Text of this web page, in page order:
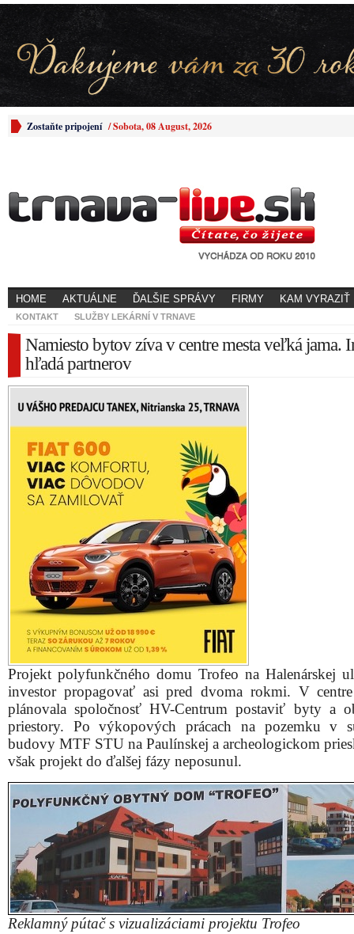
Zostaňte pripojení /Sobota, 08 August, 2026
HOME AKTUÁLNE ĎALŠIE SPRÁVY FIRMY KAM VYRAZIŤ
KONTAKT SLUŽBY LEKÁRNÍ V TRNAVE
Namiesto bytov zíva v centre mesta veľká jama.
hľadá partnerov
Projekt polyfunkčného domu Trofeo na Halenárskej
investor propagovať asi pred dvoma rokmi. V
plánovala spoločnosť HV-Centrum postaviť byty a
priestory. Po výkopových prácach na pozemku v
budovy MTF STU na Paulínskej a archeologickom
však projekt do ďalšej fázy neposunul.
Reklamný pútač s vizualizáciami projektu Trofeo